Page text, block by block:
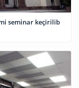
texnologiyaları ilə bağlı elmi seminar keçirilib